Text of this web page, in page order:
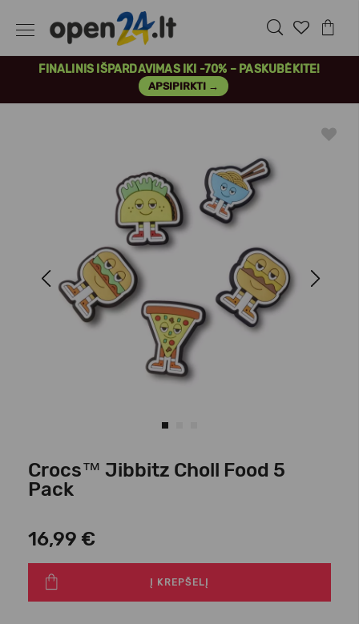
FINALINIS IŠPARDAVIMAS IKI -70% – PASKUBĖKITE!
APSIPIRKTI →
Previous Next
Crocs™ Jibbitz Choll Food 5
Pack
16,99 €
Į KREPŠELĮ